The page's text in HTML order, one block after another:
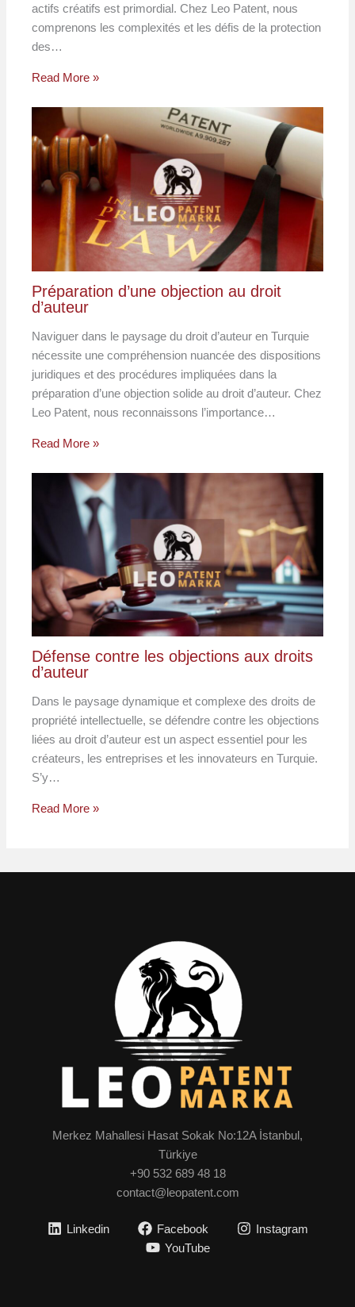
actifs créatifs est primordial. Chez Leo Patent, nous
comprenons les complexités et les défis de la protection
des…
Read More »
Préparation d’une objection au droit
d’auteur
Naviguer dans le paysage du droit d’auteur en Turquie
nécessite une compréhension nuancée des dispositions
juridiques et des procédures impliquées dans la
préparation d’une objection solide au droit d’auteur. Chez
Leo Patent, nous reconnaissons l’importance…
Read More »
Défense contre les objections aux droits
d’auteur
Dans le paysage dynamique et complexe des droits de
propriété intellectuelle, se défendre contre les objections
liées au droit d’auteur est un aspect essentiel pour les
créateurs, les entreprises et les innovateurs en Turquie.
S’y…
Read More »
Merkez Mahallesi Hasat Sokak No:12A İstanbul,
Türkiye
+90 532 689 48 18
contact@leopatent.com
Linkedin Facebook
Instagram
YouTube